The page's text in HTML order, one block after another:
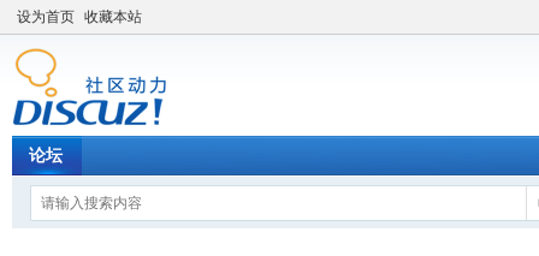
设为首页 收藏本站
论坛